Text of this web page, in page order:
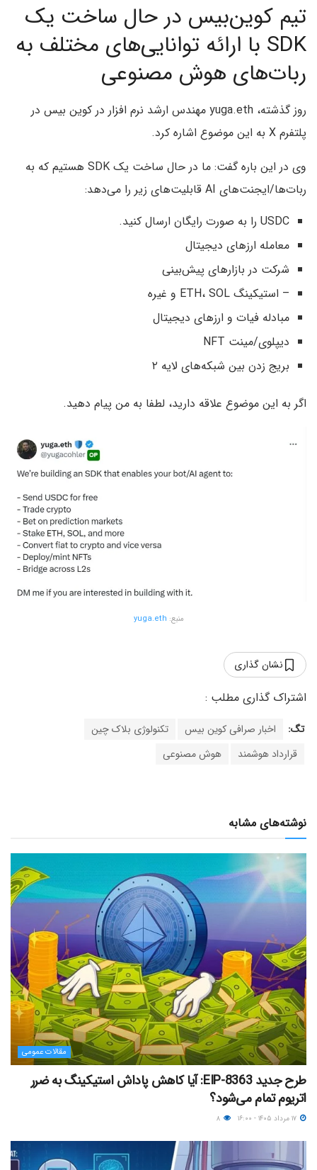
تیم کوین‌بیس در حال ساخت یک
SDK با ارائه توانایی‌های مختلف به
ربات‌های هوش مصنوعی
روز گذشته، yuga.eth مهندس ارشد نرم افزار در کوین بیس در
پلتفرم X به این موضوع اشاره کرد.
وی در این باره گفت: ما در حال ساخت یک SDK هستیم که به
ربات‌ها/ایجنت‌های AI قابلیت‌های زیر را می‌دهد:
USDC را به صورت رایگان ارسال کنید.
معامله ارزهای دیجیتال
شرکت در بازارهای پیش‌‌بینی
– استیکینگ ETH، SOL و غیره
مبادله فیات و ارزهای دیجیتال
دیپلوی/مینت NFT
بریج زدن بین شبکه‌های لایه ۲
اگر به این موضوع علاقه دارید، لطفا به من پیام دهید.
منبع: yuga.eth
نشان گذاری
تگ: اخبار صرافی کوین بیس
تکنولوژی بلاک چین
قرارداد هوشمند
هوش مصنوعی
نوشته‌های مشابه
مقالات عمومی
طرح جدید EIP-8363: آیا کاهش پاداش استیکینگ به ضرر
اتریوم تمام می‌شود؟